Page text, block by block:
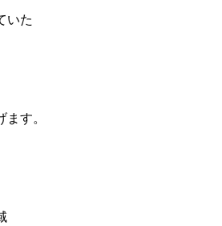
いた
す。